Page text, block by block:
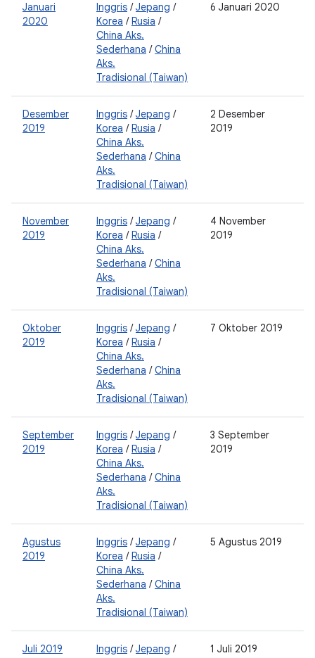
Januari
2020
Inggris /Jepang /
Korea /Rusia /
China Aks.
Sederhana /China
Aks.
Tradisional (Taiwan)
6 Januari 2020
Desember
2019
Inggris /Jepang /
Korea /Rusia /
China Aks.
Sederhana /China
Aks.
Tradisional (Taiwan)
2 Desember
2019
November
2019
Inggris /Jepang /
Korea /Rusia /
China Aks.
Sederhana /China
Aks.
Tradisional (Taiwan)
4 November
2019
Oktober
2019
Inggris /Jepang /
Korea /Rusia /
China Aks.
Sederhana /China
Aks.
Tradisional (Taiwan)
7 Oktober 2019
September
2019
Inggris /Jepang /
Korea /Rusia /
China Aks.
Sederhana /China
Aks.
Tradisional (Taiwan)
3 September
2019
Agustus
2019
Inggris /Jepang /
Korea /Rusia /
China Aks.
Sederhana /China
Aks.
Tradisional (Taiwan)
5 Agustus 2019
Juli 2019 Inggris /Jepang /
1 Juli 2019